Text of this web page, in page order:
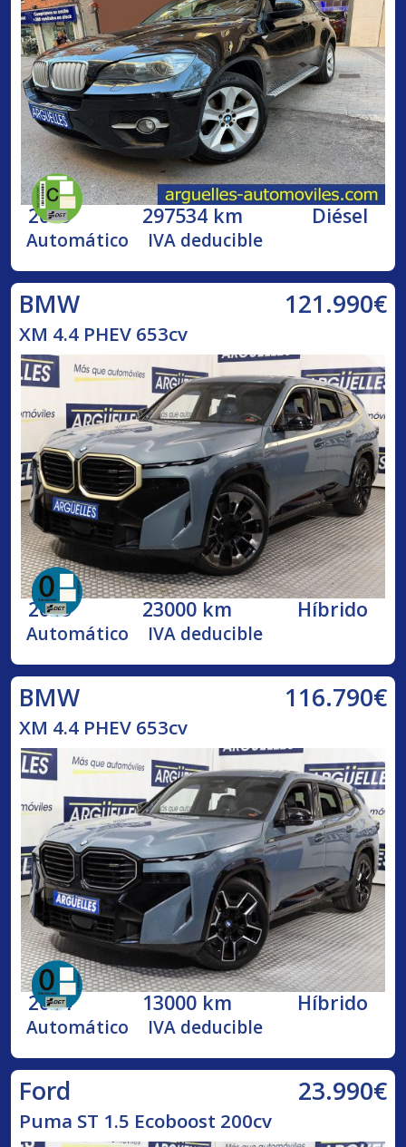
2009 297534 km Diésel
Automático IVA deducible
BMW 121.990€
XM 4.4 PHEV 653cv
2023 23000 km Híbrido
Automático IVA deducible
BMW 116.790€
XM 4.4 PHEV 653cv
2024 13000 km Híbrido
Automático IVA deducible
Ford 23.990€
Puma ST 1.5 Ecoboost 200cv